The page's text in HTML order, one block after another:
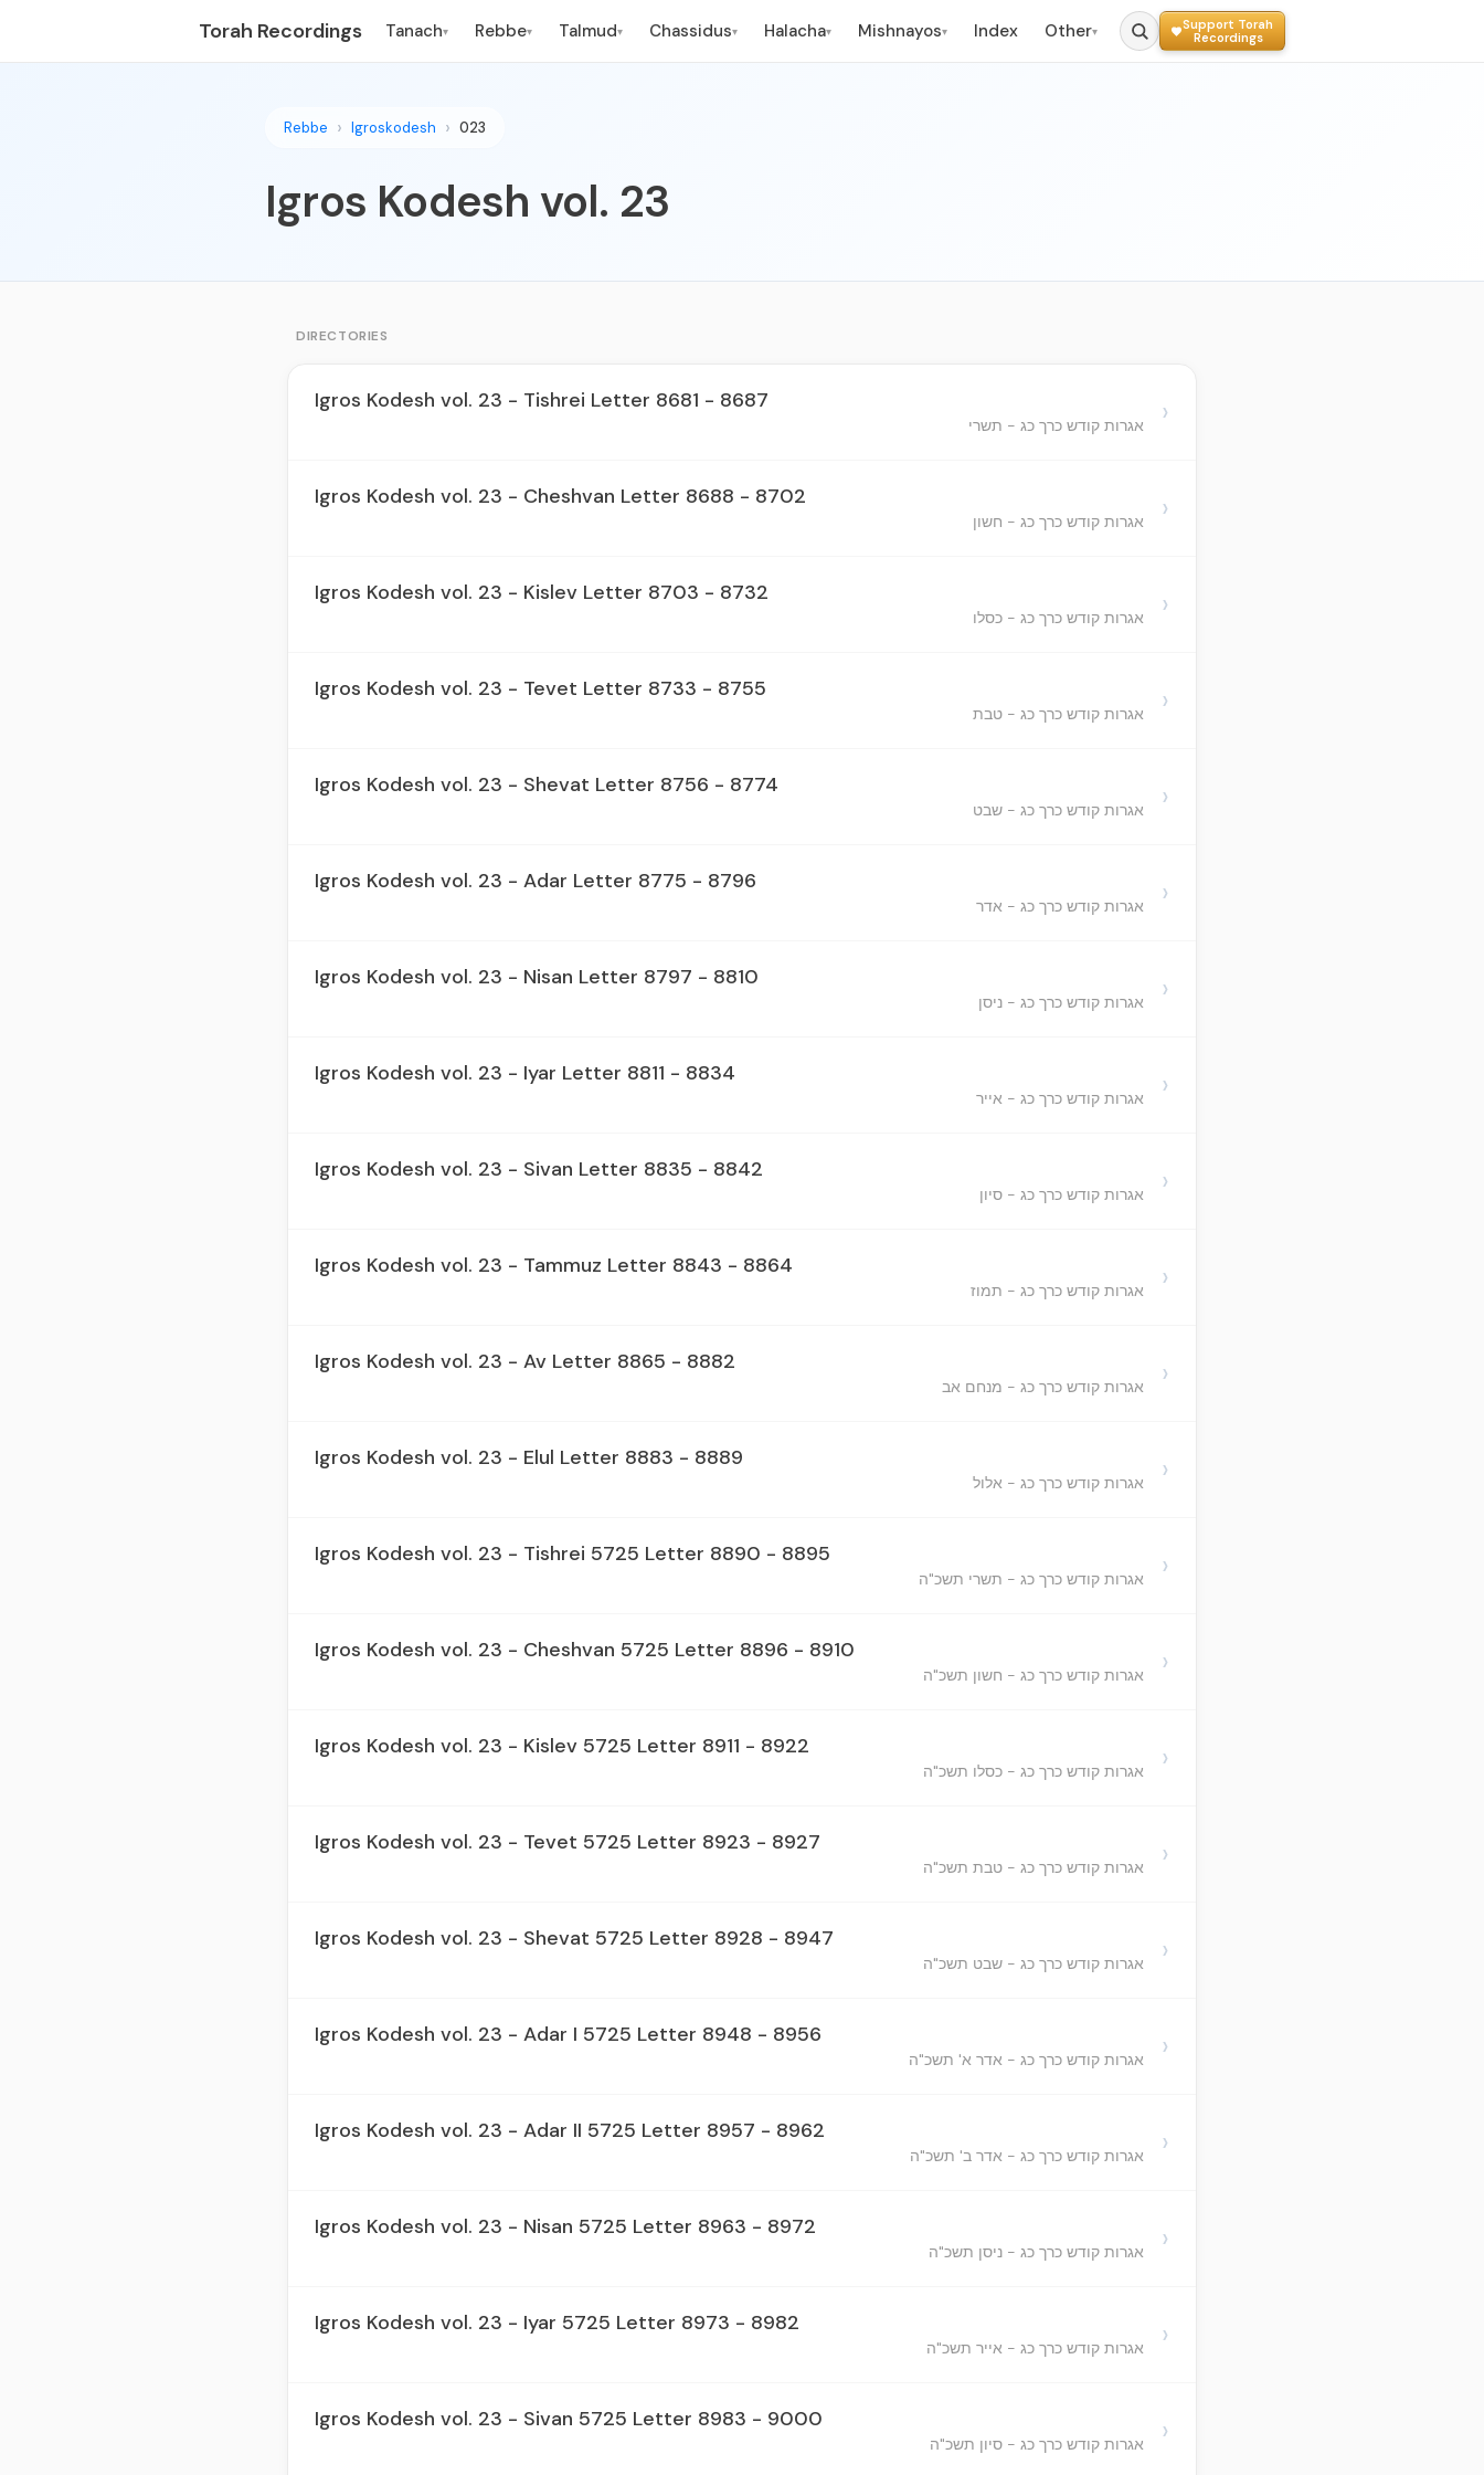
Torah Recordings Tanach▾ Rebbe▾ Talmud▾ Chassidus▾ Halacha▾ Mishnayos▾ Index Other▾
Support Torah
Recordings
Rebbe Igroskodesh 023
Igros Kodesh vol. 23
DIRECTORIES
Igros Kodesh vol. 23 - Tishrei Letter 8681 - 8687
אגרות קודש כרך כג - תשרי ›
Igros Kodesh vol. 23 - Cheshvan Letter 8688 - 8702
אגרות קודש כרך כג - חשון ›
Igros Kodesh vol. 23 - Kislev Letter 8703 - 8732
אגרות קודש כרך כג - כסלו ›
Igros Kodesh vol. 23 - Tevet Letter 8733 - 8755
אגרות קודש כרך כג - טבת ›
Igros Kodesh vol. 23 - Shevat Letter 8756 - 8774
אגרות קודש כרך כג - שבט ›
Igros Kodesh vol. 23 - Adar Letter 8775 - 8796
אגרות קודש כרך כג - אדר ›
Igros Kodesh vol. 23 - Nisan Letter 8797 - 8810
אגרות קודש כרך כג - ניסן ›
Igros Kodesh vol. 23 - Iyar Letter 8811 - 8834
אגרות קודש כרך כג - אייר ›
Igros Kodesh vol. 23 - Sivan Letter 8835 - 8842
אגרות קודש כרך כג - סיון ›
Igros Kodesh vol. 23 - Tammuz Letter 8843 - 8864
אגרות קודש כרך כג - תמוז ›
Igros Kodesh vol. 23 - Av Letter 8865 - 8882
אגרות קודש כרך כג - מנחם אב ›
Igros Kodesh vol. 23 - Elul Letter 8883 - 8889
אגרות קודש כרך כג - אלול ›
Igros Kodesh vol. 23 - Tishrei 5725 Letter 8890 - 8895
אגרות קודש כרך כג - תשרי תשכ"ה ›
Igros Kodesh vol. 23 - Cheshvan 5725 Letter 8896 - 8910
אגרות קודש כרך כג - חשון תשכ"ה ›
Igros Kodesh vol. 23 - Kislev 5725 Letter 8911 - 8922
אגרות קודש כרך כג - כסלו תשכ"ה ›
Igros Kodesh vol. 23 - Tevet 5725 Letter 8923 - 8927
אגרות קודש כרך כג - טבת תשכ"ה ›
Igros Kodesh vol. 23 - Shevat 5725 Letter 8928 - 8947
אגרות קודש כרך כג - שבט תשכ"ה ›
Igros Kodesh vol. 23 - Adar I 5725 Letter 8948 - 8956
אגרות קודש כרך כג - אדר א' תשכ"ה ›
Igros Kodesh vol. 23 - Adar II 5725 Letter 8957 - 8962
אגרות קודש כרך כג - אדר ב' תשכ"ה ›
Igros Kodesh vol. 23 - Nisan 5725 Letter 8963 - 8972
אגרות קודש כרך כג - ניסן תשכ"ה ›
Igros Kodesh vol. 23 - Iyar 5725 Letter 8973 - 8982
אגרות קודש כרך כג - אייר תשכ"ה ›
Igros Kodesh vol. 23 - Sivan 5725 Letter 8983 - 9000
אגרות קודש כרך כג - סיון תשכ"ה ›